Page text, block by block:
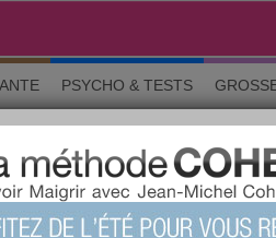
PSYCHO & TESTS